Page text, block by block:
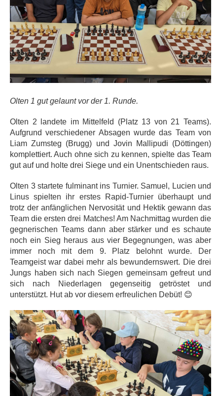
Olten 1 gut gelaunt vor der 1. Runde.
Olten 2 landete im Mittelfeld (Platz 13 von 21 Teams).
Aufgrund verschiedener Absagen wurde das Team von
Liam Zumsteg (Brugg) und Jovin Mallipudi (Döttingen)
komplettiert. Auch ohne sich zu kennen, spielte das Team
gut auf und holte drei Siege und ein Unentschieden raus.
Olten 3 startete fulminant ins Turnier. Samuel, Lucien und
Linus spielten ihr erstes Rapid-Turnier überhaupt und
trotz der anfänglichen Nervosität und Hektik gewann das
Team die ersten drei Matches! Am Nachmittag wurden die
gegnerischen Teams dann aber stärker und es schaute
noch ein Sieg heraus aus vier Begegnungen, was aber
immer noch mit dem 9. Platz belohnt wurde. Der
Teamgeist war dabei mehr als bewundernswert. Die drei
Jungs haben sich nach Siegen gemeinsam gefreut und
sich nach Niederlagen gegenseitig getröstet und
unterstützt. Hut ab vor diesem erfreulichen Debüt! 😊